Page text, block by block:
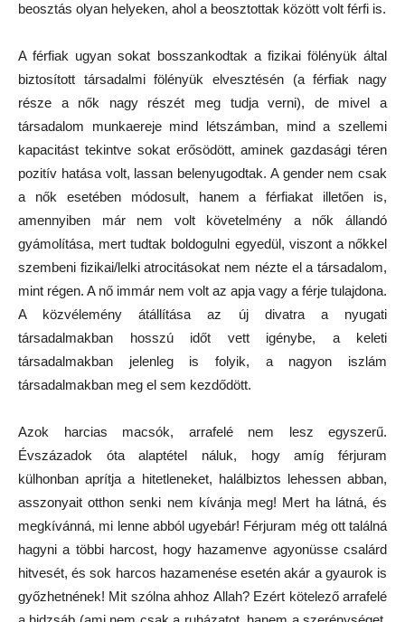
beosztás olyan helyeken, ahol a beosztottak között volt férfi is.
A férfiak ugyan sokat bosszankodtak a fizikai fölényük által
biztosított társadalmi fölényük elvesztésén (a férfiak nagy
része a nők nagy részét meg tudja verni), de mivel a
társadalom munkaereje mind létszámban, mind a szellemi
kapacitást tekintve sokat erősödött, aminek gazdasági téren
pozitív hatása volt, lassan belenyugodtak. A gender nem csak
a nők esetében módosult, hanem a férfiakat illetően is,
amennyiben már nem volt követelmény a nők állandó
gyámolítása, mert tudtak boldogulni egyedül, viszont a nőkkel
szembeni fizikai/lelki atrocitásokat nem nézte el a társadalom,
mint régen. A nő immár nem volt az apja vagy a férje tulajdona.
A közvélemény átállítása az új divatra a nyugati
társadalmakban hosszú időt vett igénybe, a keleti
társadalmakban jelenleg is folyik, a nagyon iszlám
társadalmakban meg el sem kezdődött.
Azok harcias macsók, arrafelé nem lesz egyszerű.
Évszázadok óta alaptétel náluk, hogy amíg férjuram
külhonban aprítja a hitetleneket, halálbiztos lehessen abban,
asszonyait otthon senki nem kívánja meg! Mert ha látná, és
megkívánná, mi lenne abból ugyebár! Férjuram még ott találná
hagyni a többi harcost, hogy hazamenve agyonüsse csalárd
hitvesét, és sok harcos hazamenése esetén akár a gyaurok is
győzhetnének! Mit szólna ahhoz Allah? Ezért kötelező arrafelé